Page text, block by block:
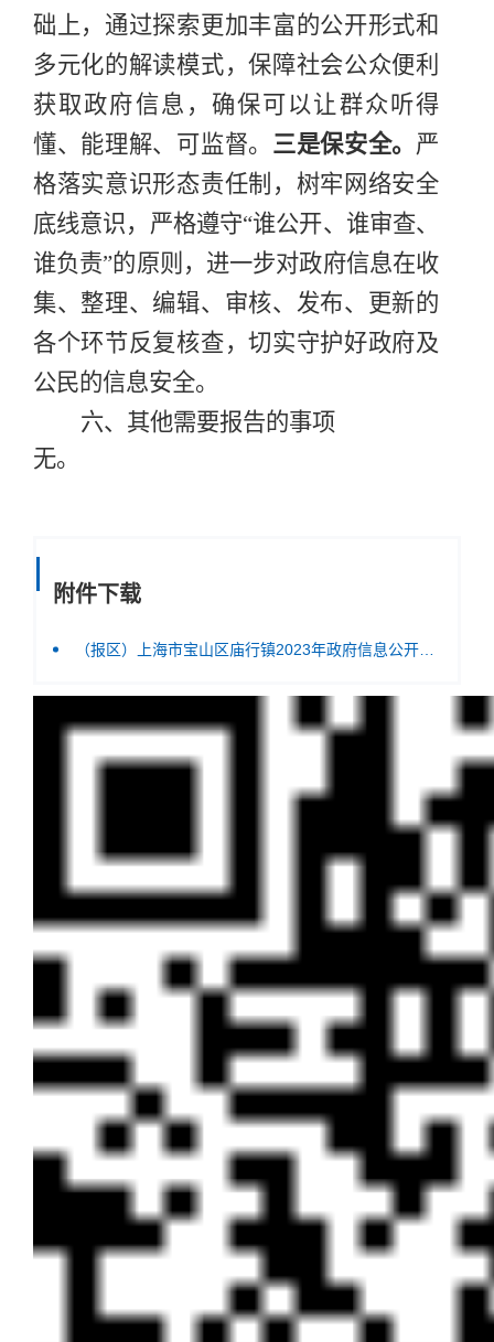
础上 ， 通过探索 更加丰富的公开形式和
多元化的解读模式，保障社会公众便利
获取政府信息， 确保可以让群众听得
懂、能理解、可监督。 三是保安全。 严
格落实意识形态责任制， 树牢 网络安全
底线意识， 严格遵守“谁公开、谁审查、
谁负责”的原则，进一步对政府信息在收
集、整理、编辑、审核、发布、更新的
各个环节反复核查，切实守护好政府及
公民的信息安全。
六、其他需要报告的事项
无。
附件下载
（报区）上海市宝山区庙行镇2023年政府信息公开工作年度报告.docx